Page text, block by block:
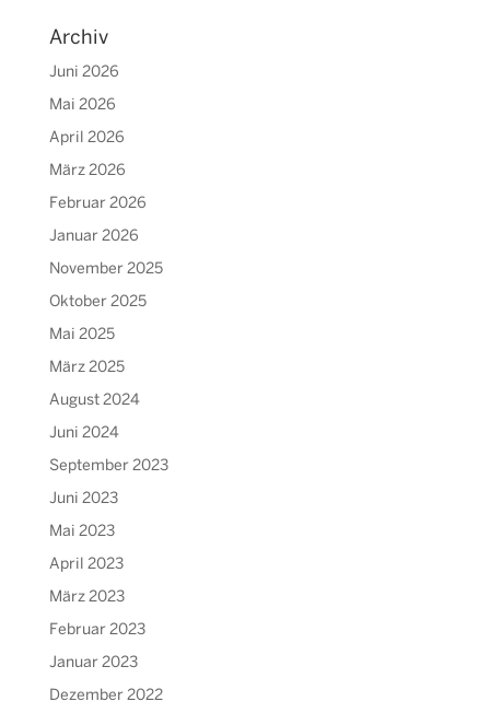
Archiv
Juni 2026
Mai 2026
April 2026
März 2026
Februar 2026
Januar 2026
November 2025
Oktober 2025
Mai 2025
März 2025
August 2024
Juni 2024
September 2023
Juni 2023
Mai 2023
April 2023
März 2023
Februar 2023
Januar 2023
Dezember 2022